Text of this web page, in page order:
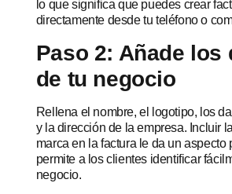
lo que significa que puedes crear
directamente desde tu teléfono o
Paso 2: Añade los
de tu negocio
Rellena el nombre, el logotipo, los
y la dirección de la empresa. Incluir
marca en la factura le da un aspecto
permite a los clientes identificar
negocio.